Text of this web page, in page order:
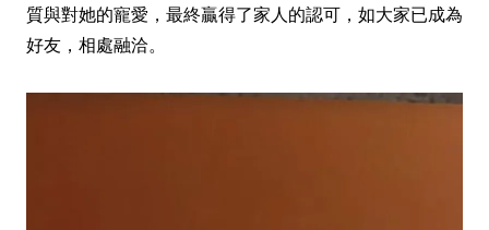
質與對她的寵愛，最終贏得了家人的認可，如大家已成為
好友，相處融洽。